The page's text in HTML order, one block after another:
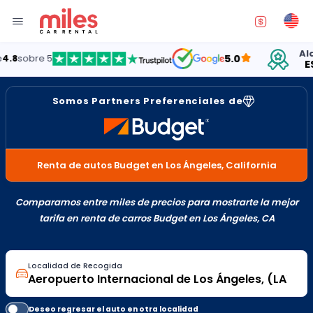
5.0 Alquilando
ESTADOS
Somos Partners Preferenciales de
Renta de autos Budget en Los Ángeles, California
Comparamos entre miles de precios para mostrarte la mejor
tarifa en renta de carros Budget en Los Ángeles, CA
Localidad de Recogida
Deseo regresar el auto en otra localidad